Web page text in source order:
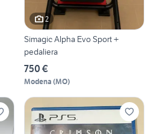
2
Simagic Alpha Evo Sport +
pedaliera
750 €
Modena (MO)